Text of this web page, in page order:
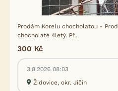
Prodám Korelu chocholatou -
chocholaté 4letý. Př...
300 Kč
3.8.2026 08:03
Židovice, okr. Jičín